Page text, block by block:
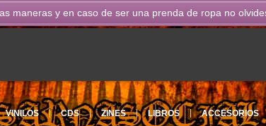
VINILOS CDS ZINES LIBROS ACCESORIOS
maneras y en caso de ser una prenda de ropa no